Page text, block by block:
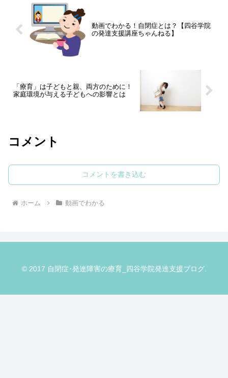
動画でわかる！自閉症とは？【四谷学院
の発達支援講座ちゃんねる】
「療育」は子どもと親、両方のために！
家庭環境が与える子どもへの影響とは
コメント
コメントを書き込む
ホーム 動画でわかる
© 2017 自閉症･発達障害の療育_四谷学院発達支援ブログ.